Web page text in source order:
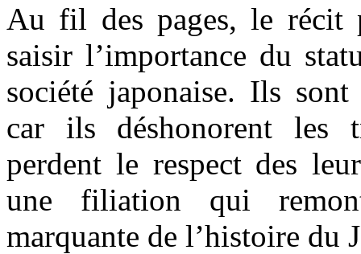
Au fil des pages, le récit
saisir l’importance du
société japonaise. Ils
car ils déshonorent les
perdent le respect des
une filiation qui
marquante de l’histoire du